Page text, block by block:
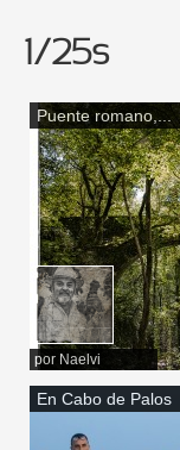
1/25s
Puente romano,...
por Naelvi
En Cabo de Palos
Páginas